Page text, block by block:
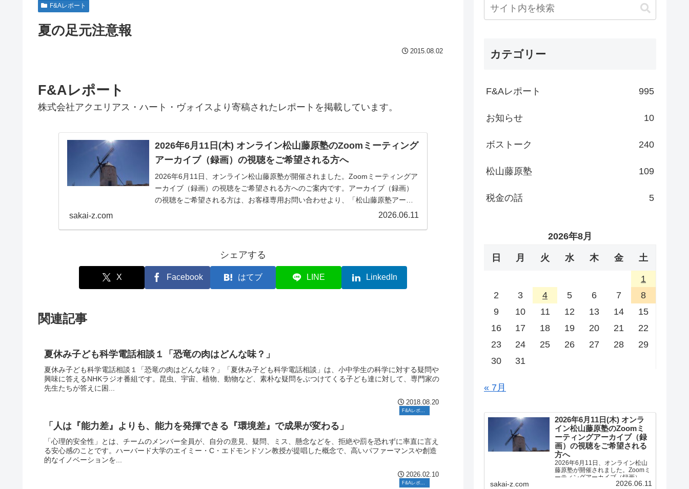
F&Aレポート
夏の足元注意報
2015.08.02
F&Aレポート
株式会社アクエリアス・ハート・ヴォイスより寄稿されたレポートを掲載しています。
2026年6月11日(木) オンライン松山藤原塾のZoomミーティング
アーカイブ（録画）の視聴をご希望される方へ
2026年6月11日、オンライン松山藤原塾が開催されました。Zoomミーティングア
ーカイブ（録画）の視聴をご希望される方へのご案内です。アーカイブ（録画）
の視聴をご希望される方は、お客様専用お問い合わせより、「松山藤原塾アーカ
sakai-z.com 2026.06.11
シェアする
X Facebook はてブ LINE LinkedIn
関連記事
夏休み子ども科学電話相談１「恐竜の肉はどんな味？」
夏休み子ども科学電話相談１「恐竜の肉はどんな味？」「夏休み子ども科学電話相談」は、小中学生の科学に対する疑問や
興味に答えるNHKラジオ番組です。昆虫、宇宙、植物、動物など、素朴な疑問をぶつけてくる子ども達に対して、専門家の
先生たちが答えに困...
2018.08.20
F&Aレポート
「人は『能力差』よりも、能力を発揮できる『環境差』で成果が変わる」
「心理的安全性」とは、チームのメンバー全員が、自分の意見、疑問、ミス、懸念などを、拒絶や罰を恐れずに率直に言え
る安心感のことです。ハーバード大学のエイミー・C・エドモンドソン教授が提唱した概念で、高いパファーマンスや創造
的なイノベーションを...
2026.02.10
カテゴリー
F&Aレポート 995
お知らせ 10
ボストーク 240
松山藤原塾 109
税金の話 5
2026年8月
日 月 火 水 木 金 土
1
2
3 4 5 6 7
8
9
10 11 12 13 14
15
16
17 18 19 20 21
22
23
24 25 26 27 28
29
30
31
« 7月
2026年6月11日(木) オンラ
イン松山藤原塾のZoomミ
ーティングアーカイブ（録
画）の視聴をご希望される
方へ
2026年6月11日、オンライン松山
藤原塾が開催されました。Zoomミ
ーティングアーカイブ（録画）の
視聴をご希望される方へのご案内
sakai-z.com 2026.06.11